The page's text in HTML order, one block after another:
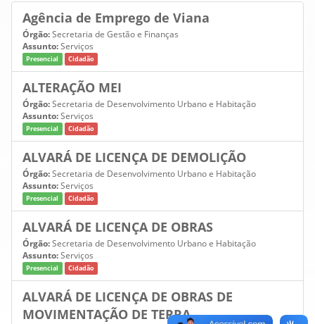
Agência de Emprego de Viana
Órgão:Secretaria de Gestão e Finanças
Assunto:Serviços
Presencial Cidadão
ALTERAÇÃO MEI
Órgão:Secretaria de Desenvolvimento Urbano e Habitação
Assunto:Serviços
Presencial Cidadão
ALVARÁ DE LICENÇA DE DEMOLIÇÃO
Órgão:Secretaria de Desenvolvimento Urbano e Habitação
Assunto:Serviços
Presencial Cidadão
ALVARÁ DE LICENÇA DE OBRAS
Órgão:Secretaria de Desenvolvimento Urbano e Habitação
Assunto:Serviços
Presencial Cidadão
ALVARÁ DE LICENÇA DE OBRAS DE
MOVIMENTAÇÃO DE TERRA